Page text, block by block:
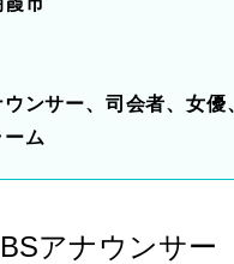
ンサー、司会者、女優
ム
アナウンサー